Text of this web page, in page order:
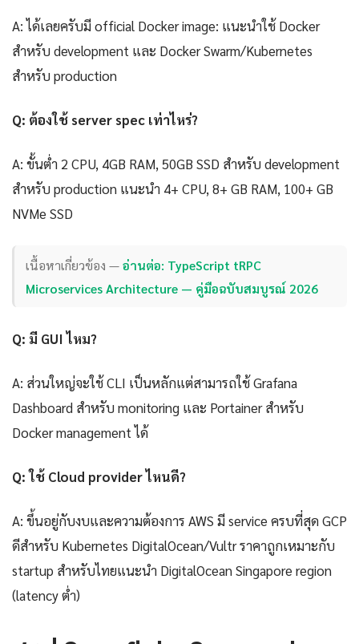
A: ได้เลยครับมี official Docker image: แนะนำใช้ Docker
สำหรับ development และ Docker Swarm/Kubernetes
สำหรับ production
Q: ต้องใช้ server spec เท่าไหร่?
A: ขั้นต่ำ 2 CPU, 4GB RAM, 50GB SSD สำหรับ development
สำหรับ production แนะนำ 4+ CPU, 8+ GB RAM, 100+ GB
NVMe SSD
เนื้อหาเกี่ยวข้อง —อ่านต่อ: TypeScript tRPC
Microservices Architecture — คู่มือฉบับสมบูรณ์ 2026
Q: มี GUI ไหม?
A: ส่วนใหญ่จะใช้ CLI เป็นหลักแต่สามารถใช้ Grafana
Dashboard สำหรับ monitoring และ Portainer สำหรับ
Docker management ได้
Q: ใช้ Cloud provider ไหนดี?
A: ขึ้นอยู่กับงบและความต้องการ AWS มี service ครบที่สุด GCP
ดีสำหรับ Kubernetes DigitalOcean/Vultr ราคาถูกเหมาะกับ
startup สำหรับไทยแนะนำ DigitalOcean Singapore region
(latency ต่ำ)